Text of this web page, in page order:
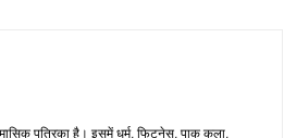
मासिक पत्रिका है। इसमें धर्म, फिटनेस, पाक कला,